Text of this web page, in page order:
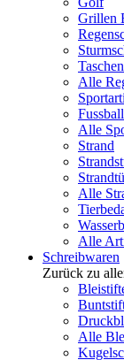
Grillen
Alle
Alle
Strand
Alle
Alle
Schreibwaren
Zurück zu
Alle